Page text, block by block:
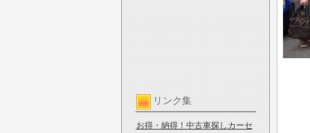
リンク集
お得・納得！中古車探しカーセ